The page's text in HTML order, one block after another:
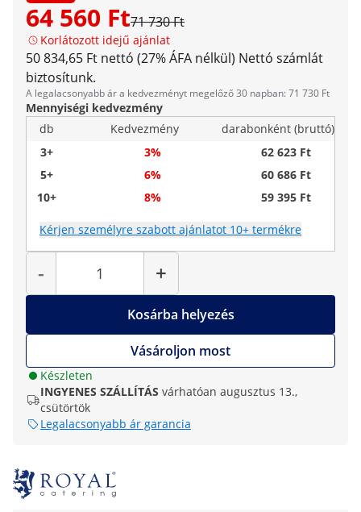
64 560 Ft71 730 Ft
Korlátozott idejű ajánlat
50 834,65 Ft nettó (27% ÁFA nélkül) Nettó számlát
biztosítunk.
A legalacsonyabb ár a kedvezményt megelőző 30 napban: 71 730 Ft
Mennyiségi kedvezmény
db
Kedvezmény
darabonként (bruttó)
3+
3%
62 623 Ft
5+
6%
60 686 Ft
10+
8% 59 395 Ft
Kérjen személyre szabott ajánlatot 10+ termékre
-
Mennyiség
+
Kosárba helyezés
Vásároljon most
Készleten
INGYENES SZÁLLÍTÁS várhatóan augusztus 13.,
csütörtök
Legalacsonyabb ár garancia